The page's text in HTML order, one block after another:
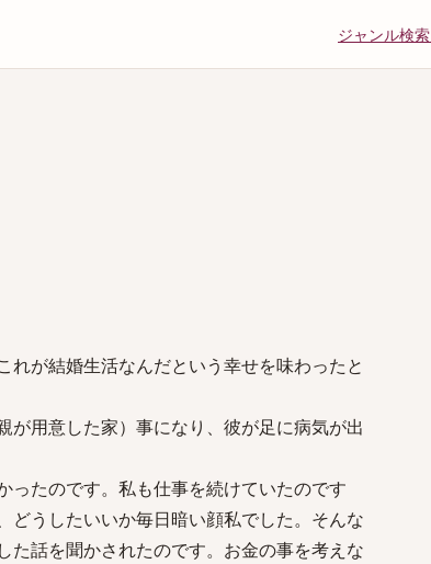
ジャンル検索
が結婚生活なんだという幸せを味わったと
用意した家）事になり、彼が足に病気が出
ったのです。私も仕事を続けていたのです
どうしたいいか毎日暗い顔私でした。そんな
た話を聞かされたのです。お金の事を考えな